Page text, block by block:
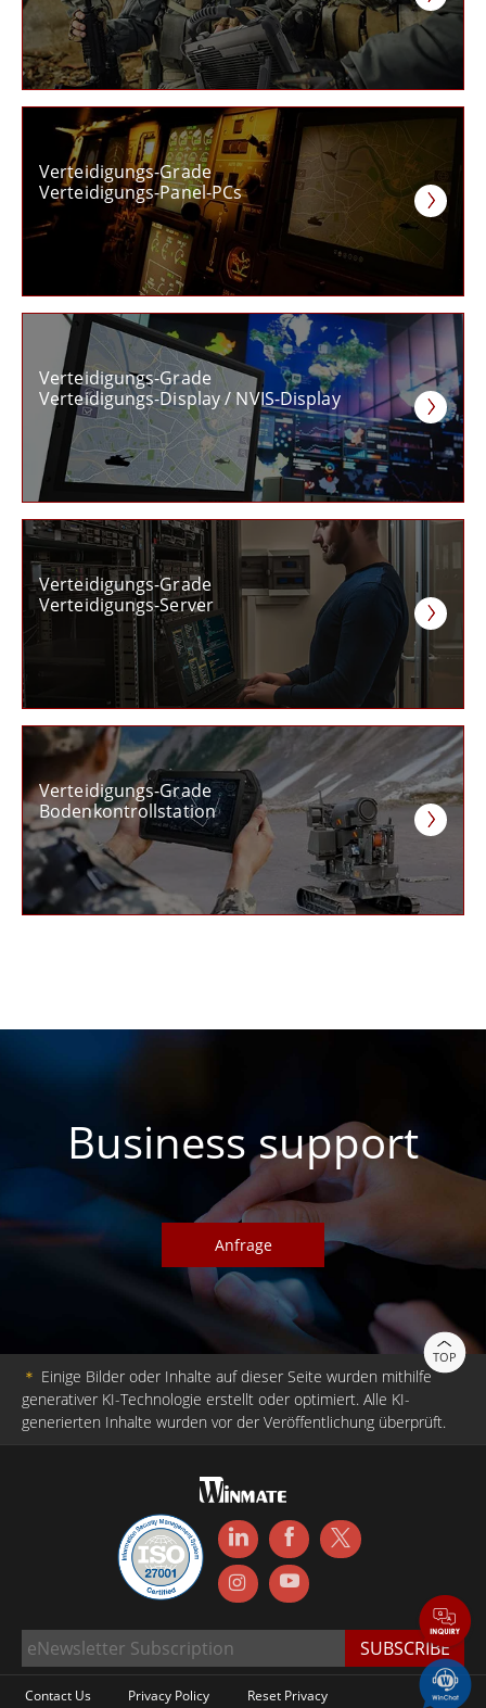
Verteidigungs-Grade
Verteidigungs-Panel-PCs
Verteidigungs-Grade
Verteidigungs-Display / NVIS-Display
Verteidigungs-Grade
Verteidigungs-Server
Verteidigungs-Grade
Bodenkontrollstation
Business support
Anfrage
TOP
＊ Einige Bilder oder Inhalte auf dieser Seite wurden mithilfe
generativer KI-Technologie erstellt oder optimiert. Alle KI-
generierten Inhalte wurden vor der Veröffentlichung überprüft.
Contact Us Privacy Policy Reset Privacy